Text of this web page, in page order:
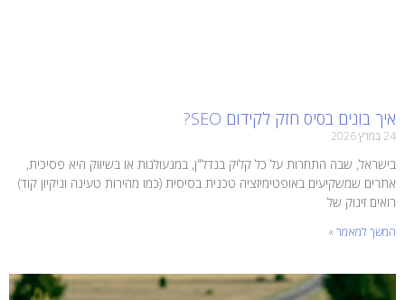
איך בונים בסיס חזק לקידום SEO?
24 במרץ 2026
בישראל, שבה התחרות על כל קליק בנדל"ן, במנעולנות או בשיווק היא פסיכית,
אתרים שמשקיעים באופטימיזציה טכנית בסיסית (כמו מהירות טעינה וניקיון קוד)
רואים זינוק של
המשך למאמר »